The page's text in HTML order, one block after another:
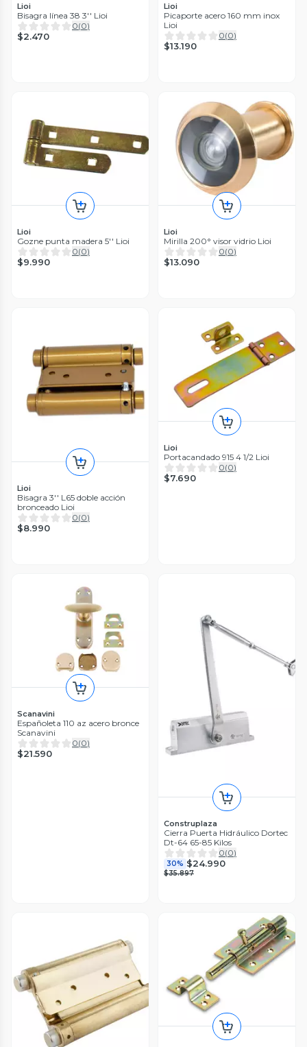
Lioi
Bisagra línea 38 3'' Lioi
0(0)
$2.470
Lioi
Picaporte acero 160 mm inox
Lioi
0(0)
$13.190
Lioi
Gozne punta madera 5'' Lioi
0(0)
$9.990
Lioi
Mirilla 200° visor vidrio Lioi
0(0)
$13.090
Lioi
Bisagra 3'' L65 doble acción
bronceado Lioi
0(0)
$8.990
Lioi
Portacandado 915 4 1/2 Lioi
0(0)
$7.690
Scanavini
Españoleta 110 az acero bronce
Scanavini
0(0)
$21.590
Construplaza
Cierra Puerta Hidráulico Dortec
Dt-64 65-85 Kilos
0(0)
30% $24.990
$35.897